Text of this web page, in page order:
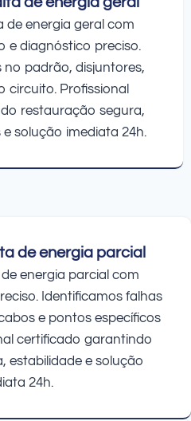
de energia geral com
e diagnóstico preciso.
no padrão, disjuntores,
circuito. Profissional
restauração segura,
solução imediata 24h.
de energia parcial
energia parcial com
Identificamos falhas
e pontos específicos
certificado garantindo
estabilidade e solução
24h.